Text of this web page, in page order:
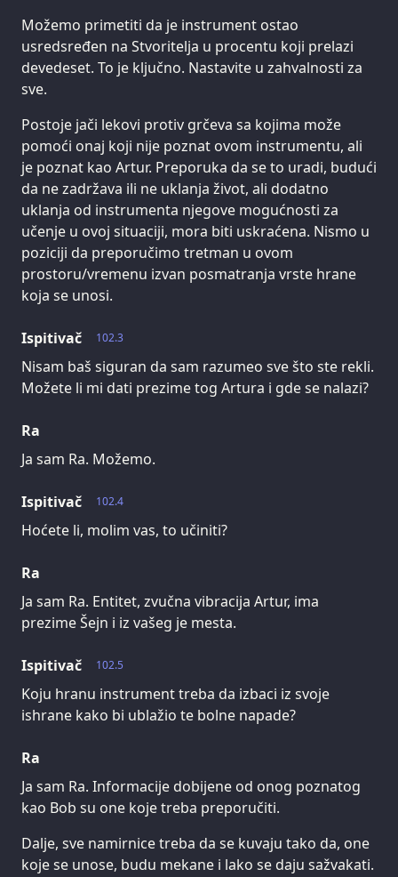
Možemo primetiti da je instrument ostao
usredsređen na Stvoritelja u procentu koji prelazi
devedeset. To je ključno. Nastavite u zahvalnosti za
sve.
Postoje jači lekovi protiv grčeva sa kojima može
pomoći onaj koji nije poznat ovom instrumentu, ali
je poznat kao Artur. Preporuka da se to uradi, budući
da ne zadržava ili ne uklanja život, ali dodatno
uklanja od instrumenta njegove mogućnosti za
učenje u ovoj situaciji, mora biti uskraćena. Nismo u
poziciji da preporučimo tretman u ovom
prostoru/vremenu izvan posmatranja vrste hrane
koja se unosi.
102.3
Ispitivač
Nisam baš siguran da sam razumeo sve što ste rekli.
Možete li mi dati prezime tog Artura i gde se nalazi?
Ra
Ja sam Ra. Možemo.
102.4
Ispitivač
Hoćete li, molim vas, to učiniti?
Ra
Ja sam Ra. Entitet, zvučna vibracija Artur, ima
prezime Šejn i iz vašeg je mesta.
102.5
Ispitivač
Koju hranu instrument treba da izbaci iz svoje
ishrane kako bi ublažio te bolne napade?
Ra
Ja sam Ra. Informacije dobijene od onog poznatog
kao Bob su one koje treba preporučiti.
Dalje, sve namirnice treba da se kuvaju tako da, one
koje se unose, budu mekane i lako se daju sažvakati.